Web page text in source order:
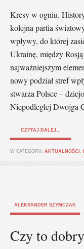
Kresy w ogniu.
kolejna partia
wpływy, do której
Ukrainę, między
najważniejszym
nowy podział stref
stwarza Polsce –
Niepodległej Dwojga
CZYTAJ DALEJ...
W KATEGORII: AKTUALNOŚCI
ALEKSANDER SZYMCZAK
Czy to